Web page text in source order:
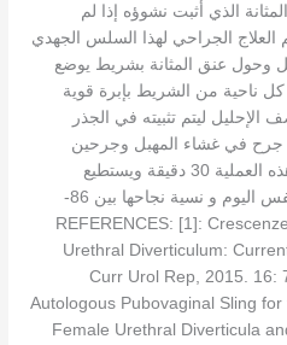
الذي أثبت نشوؤه إذا لم
بنسبة 6% [3]. ويتم العلاج الجراحي لهذا السلس الجهدي
وحول عنق المثانة بشريط يوضع
ناحية من الشريط بإبرة قوية
ليتم تثبيته في الجذر
جرح في غشاء المهبل وجرحين
صغيرين في منطقة العانة. فترة هذه العملية 30 دقيقة ويستطيع
المريض مغادرة المستشفى في نفس اليوم و نسية نجاحها بين 86-
90%.[4,5] REFERENCES: [1]:
Urethral Diverticulum:
Curr Urol Rep, 2015. 16:
Autologous Pubovaginal Sling
Female Urethral Diverticula